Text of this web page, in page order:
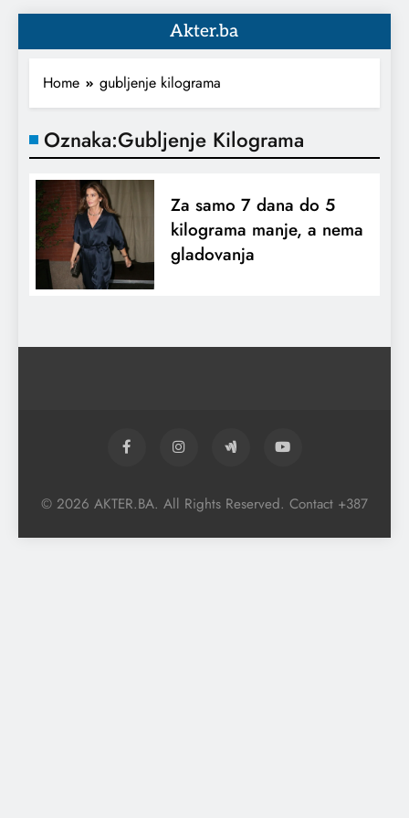
Akter.ba
Home gubljenje kilograma
Oznaka:Gubljenje Kilograma
Za samo 7 dana do 5
kilograma manje, a nema
gladovanja
© 2026 AKTER.BA. All Rights Reserved. Contact +387